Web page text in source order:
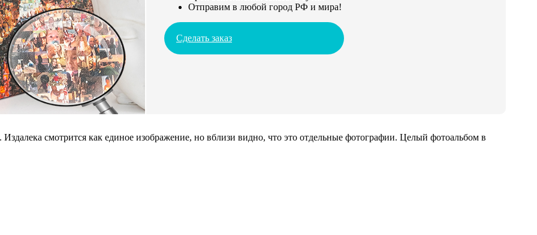
Отправим в любой город РФ и мира!
Сделать заказ
смотрится как единое изображение, но вблизи видно, что это отдельные фотографии. Целый фотоальбом в